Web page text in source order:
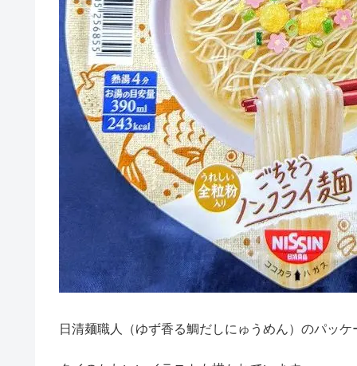
日清麺職人（ゆず香る鯛だしにゅうめん）のパッ